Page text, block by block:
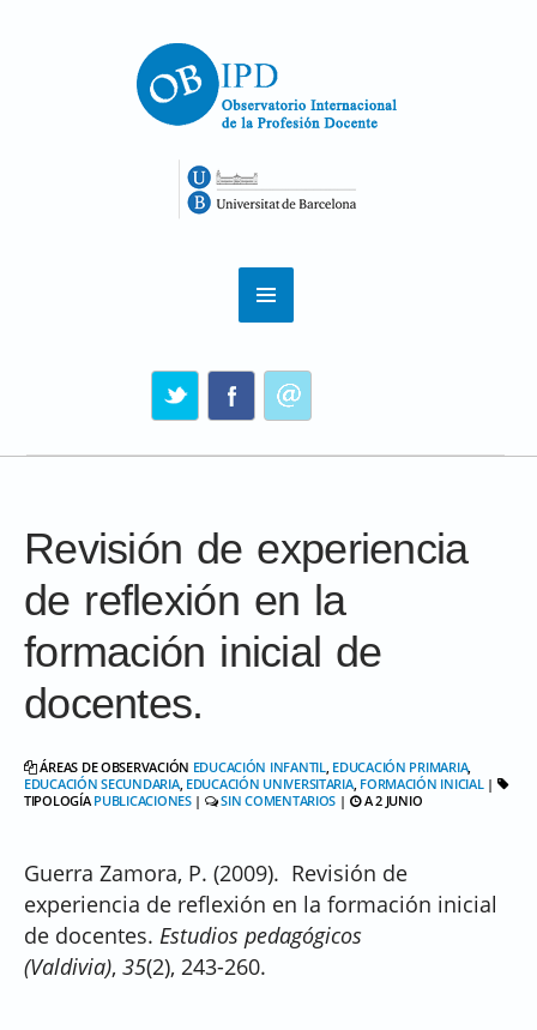
Revisión de experiencia
de reflexión en la
formación inicial de
docentes.
ÁREAS DE OBSERVACIÓN EDUCACIÓN INFANTIL, EDUCACIÓN PRIMARIA,
EDUCACIÓN SECUNDARIA, EDUCACIÓN UNIVERSITARIA, FORMACIÓN INICIAL|
TIPOLOGÍAPUBLICACIONES| SIN COMENTARIOS | A 2 JUNIO
Guerra Zamora, P. (2009). Revisión de
experiencia de reflexión en la formación inicial
de docentes. Estudios pedagógicos
(Valdivia), 35(2), 243-260.